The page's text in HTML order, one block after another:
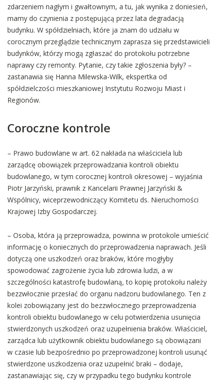
zdarzeniem nagłym i gwałtownym, a tu, jak wynika z doniesień,
mamy do czynienia z postępującą przez lata degradacją
budynku. W spółdzielniach, które ja znam do udziału w
corocznym przeglądzie technicznym zaprasza się przedstawicieli
budynków, którzy mogą zgłaszać do protokołu potrzebne
naprawy czy remonty. Pytanie, czy takie zgłoszenia były? –
zastanawia się Hanna Milewska-Wilk, ekspertka od
spółdzielczości mieszkaniowej Instytutu Rozwoju Miast i
Regionów.
Coroczne kontrole
– Prawo budowlane w art. 62 nakłada na właściciela lub
zarządcę obowiązek przeprowadzania kontroli obiektu
budowlanego, w tym corocznej kontroli okresowej – wyjaśnia
Piotr Jarzyński, prawnik z Kancelarii Prawnej Jarzyński &
Wspólnicy, wiceprzewodniczący Komitetu ds. Nieruchomości
Krajowej Izby Gospodarczej.
– Osoba, która ją przeprowadza, powinna w protokole umieścić
informację o koniecznych do przeprowadzenia naprawach. Jeśli
dotyczą one uszkodzeń oraz braków, które mogłyby
spowodować zagrożenie życia lub zdrowia ludzi, a w
szczególności katastrofę budowlaną, to kopię protokołu należy
bezzwłocznie przesłać do organu nadzoru budowlanego. Ten z
kolei zobowiązany jest do bezzwłocznego przeprowadzenia
kontroli obiektu budowlanego w celu potwierdzenia usunięcia
stwierdzonych uszkodzeń oraz uzupełnienia braków. Właściciel,
zarządca lub użytkownik obiektu budowlanego są obowiązani
w czasie lub bezpośrednio po przeprowadzonej kontroli usunąć
stwierdzone uszkodzenia oraz uzupełnić braki – dodaje,
zastanawiając się, czy w przypadku tego budynku kontrole